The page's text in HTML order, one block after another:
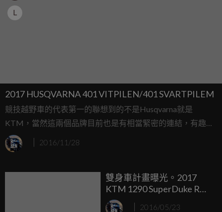
L
2017 HUSQVARNA 401 VITPILEN/401 SVARTPILEM
競技越野車的代表第一的聯想到的不是Husqvarna就是
KTM，當然這兩個品牌目前也是有相當緊密的連結，有趣的
是今年米蘭車展，KTM致力於原有車型發展新式樣，而
Husqvarna竟意外推出一款全新的401車系，還一口氣推出兩
2016/11/28
雙身車計畫曝光。2017
KTM 1290 SuperDuke R，
Husqvarna 1301試車被捕
2016/05/23